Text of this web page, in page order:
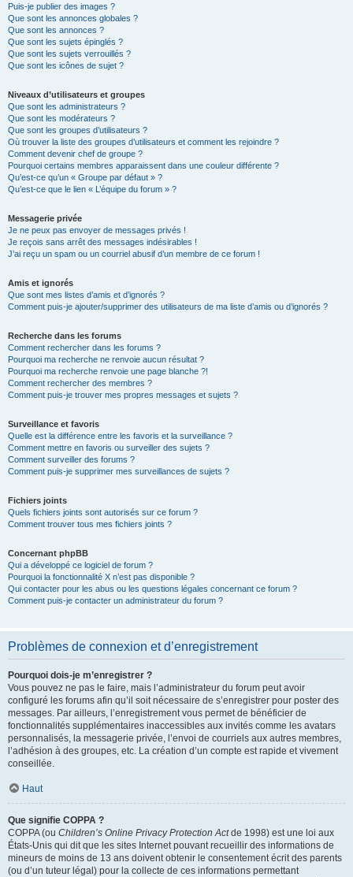
Puis-je publier des images ?
Que sont les annonces globales ?
Que sont les annonces ?
Que sont les sujets épinglés ?
Que sont les sujets verrouillés ?
Que sont les icônes de sujet ?
Niveaux d’utilisateurs et groupes
Que sont les administrateurs ?
Que sont les modérateurs ?
Que sont les groupes d’utilisateurs ?
Où trouver la liste des groupes d’utilisateurs et comment les rejoindre ?
Comment devenir chef de groupe ?
Pourquoi certains membres apparaissent dans une couleur différente ?
Qu’est-ce qu’un « Groupe par défaut » ?
Qu’est-ce que le lien « L’équipe du forum » ?
Messagerie privée
Je ne peux pas envoyer de messages privés !
Je reçois sans arrêt des messages indésirables !
J’ai reçu un spam ou un courriel abusif d’un membre de ce forum !
Amis et ignorés
Que sont mes listes d’amis et d’ignorés ?
Comment puis-je ajouter/supprimer des utilisateurs de ma liste d’amis ou d’ignorés ?
Recherche dans les forums
Comment rechercher dans les forums ?
Pourquoi ma recherche ne renvoie aucun résultat ?
Pourquoi ma recherche renvoie une page blanche ?!
Comment rechercher des membres ?
Comment puis-je trouver mes propres messages et sujets ?
Surveillance et favoris
Quelle est la différence entre les favoris et la surveillance ?
Comment mettre en favoris ou surveiller des sujets ?
Comment surveiller des forums ?
Comment puis-je supprimer mes surveillances de sujets ?
Fichiers joints
Quels fichiers joints sont autorisés sur ce forum ?
Comment trouver tous mes fichiers joints ?
Concernant phpBB
Qui a développé ce logiciel de forum ?
Pourquoi la fonctionnalité X n’est pas disponible ?
Qui contacter pour les abus ou les questions légales concernant ce forum ?
Comment puis-je contacter un administrateur du forum ?
Problèmes de connexion et d’enregistrement
Pourquoi dois-je m’enregistrer ?
Vous pouvez ne pas le faire, mais l’administrateur du forum peut avoir
configuré les forums afin qu’il soit nécessaire de s’enregistrer pour poster des
messages. Par ailleurs, l’enregistrement vous permet de bénéficier de
fonctionnalités supplémentaires inaccessibles aux invités comme les avatars
personnalisés, la messagerie privée, l’envoi de courriels aux autres membres,
l’adhésion à des groupes, etc. La création d’un compte est rapide et vivement
conseillée.
Haut
Que signifie COPPA ?
COPPA (ou Children’s Online Privacy Protection Actde 1998) est une loi aux
États-Unis qui dit que les sites Internet pouvant recueillir des informations de
mineurs de moins de 13 ans doivent obtenir le consentement écrit des parents
(ou d’un tuteur légal) pour la collecte de ces informations permettant